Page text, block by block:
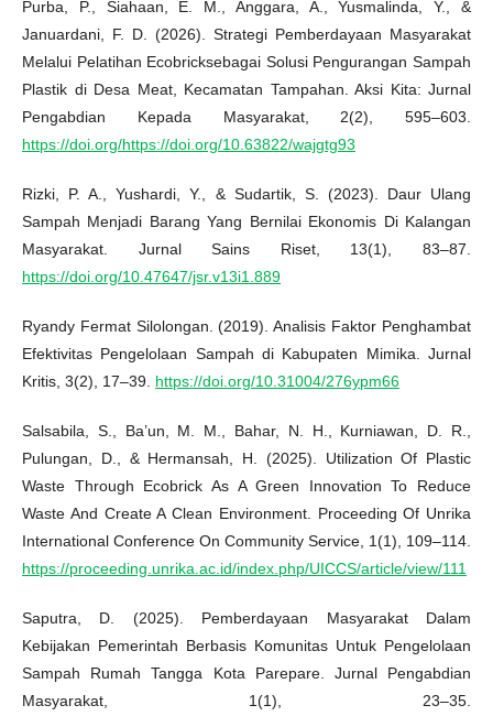
Purba, P., Siahaan, E. M., Anggara, A., Yusmalinda, Y., &
Januardani, F. D. (2026). Strategi Pemberdayaan Masyarakat
Melalui Pelatihan Ecobricksebagai Solusi Pengurangan Sampah
Plastik di Desa Meat, Kecamatan Tampahan. Aksi Kita: Jurnal
Pengabdian Kepada Masyarakat, 2(2), 595–603.
https://doi.org/https://doi.org/10.63822/wajgtg93
Rizki, P. A., Yushardi, Y., & Sudartik, S. (2023). Daur Ulang
Sampah Menjadi Barang Yang Bernilai Ekonomis Di Kalangan
Masyarakat. Jurnal Sains Riset, 13(1), 83–87.
https://doi.org/10.47647/jsr.v13i1.889
Ryandy Fermat Silolongan. (2019). Analisis Faktor Penghambat
Efektivitas Pengelolaan Sampah di Kabupaten Mimika. Jurnal
Kritis, 3(2), 17–39. https://doi.org/10.31004/276ypm66
Salsabila, S., Ba’un, M. M., Bahar, N. H., Kurniawan, D. R.,
Pulungan, D., & Hermansah, H. (2025). Utilization Of Plastic
Waste Through Ecobrick As A Green Innovation To Reduce
Waste And Create A Clean Environment. Proceeding Of Unrika
International Conference On Community Service, 1(1), 109–114.
https://proceeding.unrika.ac.id/index.php/UICCS/article/view/111
Saputra, D. (2025). Pemberdayaan Masyarakat Dalam
Kebijakan Pemerintah Berbasis Komunitas Untuk Pengelolaan
Sampah Rumah Tangga Kota Parepare. Jurnal Pengabdian
Masyarakat, 1(1), 23–35.